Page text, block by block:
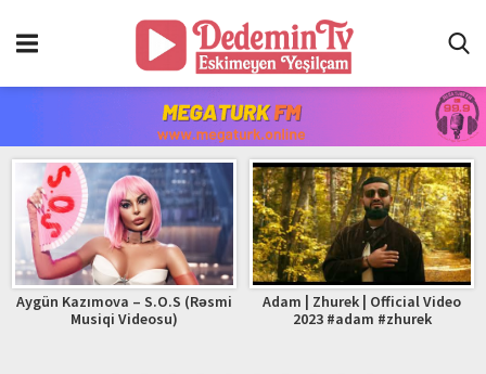
Aygün Kazımova – S.O.S (Rəsmi
Musiqi Videosu)
Adam | Zhurek | Official Video
2023 #adam #zhurek